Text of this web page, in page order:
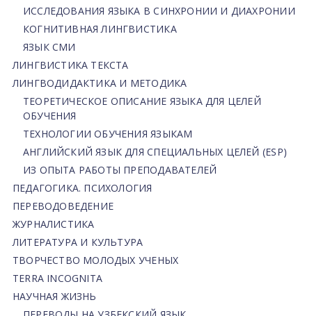
ИССЛЕДОВАНИЯ ЯЗЫКА В СИНХРОНИИ И ДИАХРОНИИ
КОГНИТИВНАЯ ЛИНГВИСТИКА
ЯЗЫК СМИ
ЛИНГВИСТИКА ТЕКСТА
ЛИНГВОДИДАКТИКА И МЕТОДИКА
ТЕОРЕТИЧЕСКОЕ ОПИСАНИЕ ЯЗЫКА ДЛЯ ЦЕЛЕЙ
ОБУЧЕНИЯ
ТЕХНОЛОГИИ ОБУЧЕНИЯ ЯЗЫКАМ
АНГЛИЙСКИЙ ЯЗЫК ДЛЯ СПЕЦИАЛЬНЫХ ЦЕЛЕЙ (ESP)
ИЗ ОПЫТА РАБОТЫ ПРЕПОДАВАТЕЛЕЙ
ПЕДАГОГИКА. ПСИХОЛОГИЯ
ПЕРЕВОДОВЕДЕНИЕ
ЖУРНАЛИСТИКА
ЛИТЕРАТУРА И КУЛЬТУРА
ТВОРЧЕСТВО МОЛОДЫХ УЧЕНЫХ
TERRA INCOGNITA
НАУЧНАЯ ЖИЗНЬ